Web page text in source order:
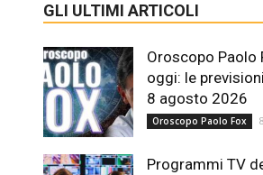
GLI ULTIMI ARTICOLI
Oroscopo Paolo
oggi: le
8 agosto 2026
Oroscopo Paolo Fox
Programmi TV